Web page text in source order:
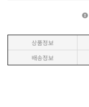
상품정보
배송정보